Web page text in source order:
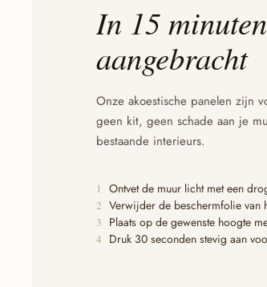
In 15 minuten
aangebracht
Onze akoestische panelen zijn
geen kit, geen schade aan je
bestaande interieurs.
1 Ontvet de muur licht met een
2 Verwijder de beschermfolie van
3 Plaats op de gewenste hoogte
4 Druk 30 seconden stevig aan